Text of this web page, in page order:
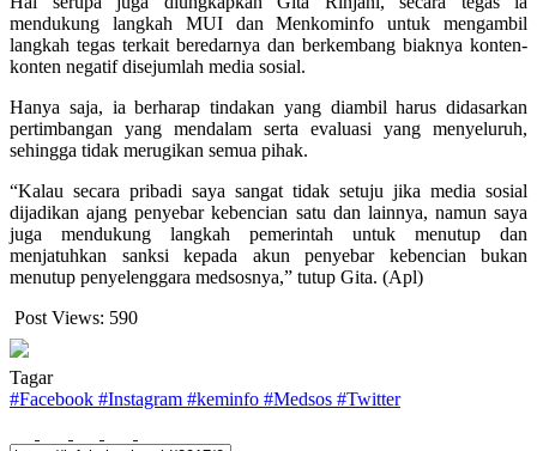
mendukung langkah MUI dan Menkominfo untuk mengambil
langkah tegas terkait beredarnya dan berkembang biaknya konten-
konten negatif disejumlah media sosial.
Hanya saja, ia berharap tindakan yang diambil harus didasarkan
pertimbangan yang mendalam serta evaluasi yang menyeluruh,
sehingga tidak merugikan semua pihak.
“Kalau secara pribadi saya sangat tidak setuju jika media sosial
dijadikan ajang penyebar kebencian satu dan lainnya, namun saya
juga mendukung langkah pemerintah untuk menutup dan
menjatuhkan sanksi kepada akun penyebar kebencian bukan
menutup penyelenggara medsosnya,” tutup Gita. (Apl)⁠⁠⁠⁠
Post Views: 590
Tagar
#Facebook #Instagram #keminfo #Medsos #Twitter